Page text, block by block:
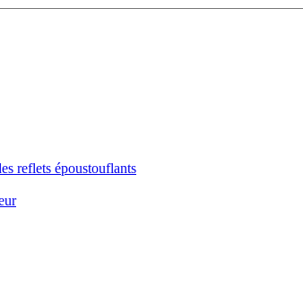
reflets époustouflants